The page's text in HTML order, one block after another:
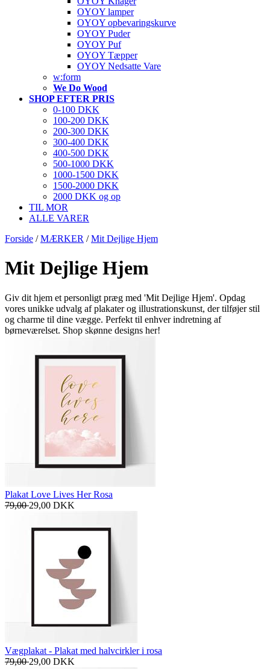
OYOY lamper
OYOY opbevaringskurve
OYOY Puder
OYOY Puf
OYOY Tæpper
OYOY Nedsatte Vare
w:form
We Do Wood
SHOP EFTER PRIS
0-100 DKK
100-200 DKK
200-300 DKK
300-400 DKK
400-500 DKK
500-1000 DKK
1000-1500 DKK
1500-2000 DKK
2000 DKK og op
TIL MOR
ALLE VARER
Forside /MÆRKER /Mit Dejlige Hjem
Mit Dejlige Hjem
Giv dit hjem et personligt præg med 'Mit Dejlige Hjem'. Opdag
vores unikke udvalg af plakater og illustrationskunst, der tilføjer stil
og charme til dine vægge. Perfekt til enhver indretning af
børneværelset. Shop skønne designs her!
Plakat Love Lives Her Rosa
79,0029,00 DKK
Vægplakat - Plakat med halvcirkler i rosa
79,0029,00 DKK